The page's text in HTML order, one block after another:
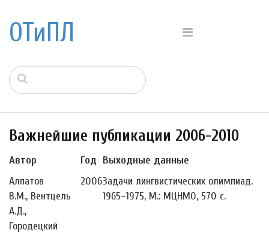
ОТиПЛ
Важнейшие публикации 2006-2010
Автор Год Выходные данные
Алпатов
В.М., Вентцель
А.Д.,
Городецкий
2006Задачи лингвистических олимпиад.
1965–1975, М.: МЦНМО, 570 с.